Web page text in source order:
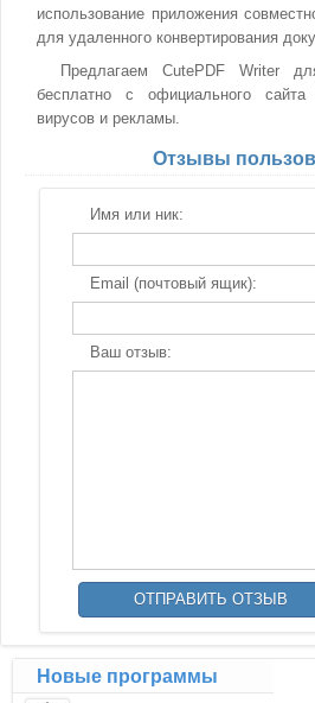
использование приложения
для удаленного конвертирования
Предлагаем CutePDF Writer
бесплатно с официального
вирусов и рекламы.
Отзывы
Имя или ник:
Email (почтовый ящик):
Ваш отзыв:
Новые программы